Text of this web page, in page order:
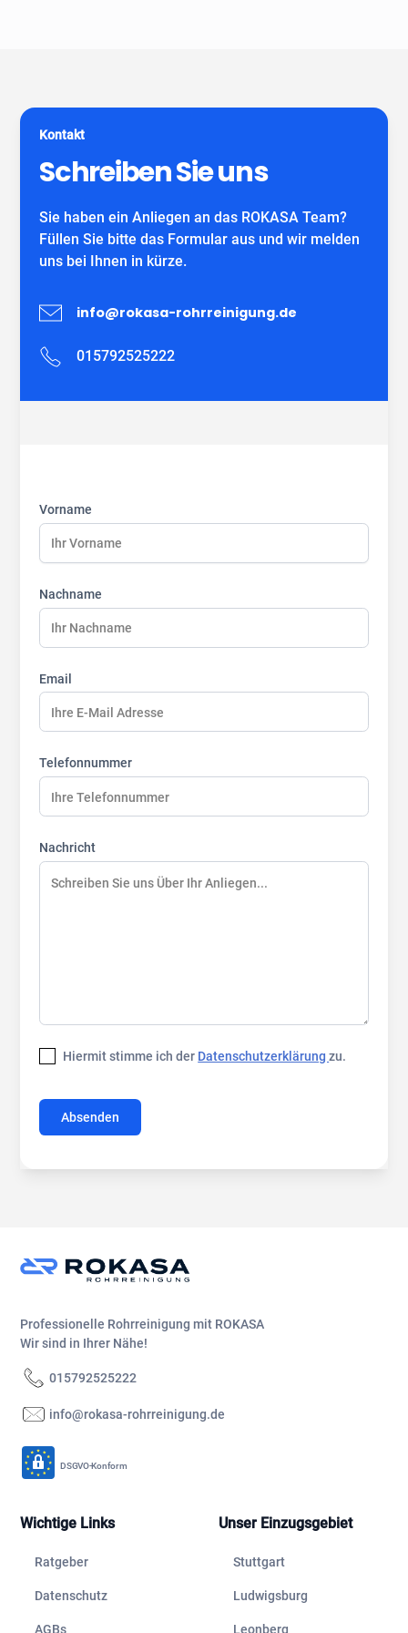
für Schlauchliner. Wir beraten Sie kostenfrei und
individuell nach Ihrem Bedürfnis.
Wir freuen uns auf Ihren Anruf!
Kontakt
Schreiben Sie uns
Sie haben ein Anliegen an das ROKASA Team?
Füllen Sie bitte das Formular aus und wir melden
uns bei Ihnen in kürze.
info@rokasa-rohrreinigung.de
015792525222
name:
name:
name:
Vorname
Nachname
Email
Telefonnummer
Nachricht
Hiermit stimme ich der Datenschutzerklärungzu.
Professionelle Rohrreinigung mit ROKASA
Wir sind in Ihrer Nähe!
015792525222
info@rokasa-rohrreinigung.de
DSGVO-Konform
Wichtige Links
Ratgeber
Datenschutz
AGBs
Unser Einzugsgebiet
Stuttgart
Ludwigsburg
Leonberg